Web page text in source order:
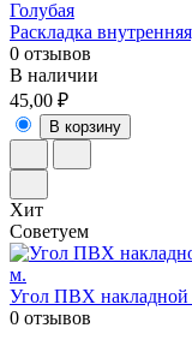
Раскладка
0 отзывов
В наличии
45,00 ₽
В корзину
Хит
Советуем
Угол ПВХ накладной
0 отзывов